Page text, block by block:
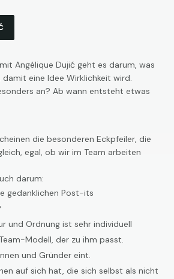
Angélique Dujić geht es darum, was
eine Idee Wirklichkeit wird.
an? Ab wann entsteht etwas
die besonderen Eckpfeiler, die
egal, ob wir im Team arbeiten
darum:
gedanklichen Post-its
und Ordnung ist sehr individuell
Modell, der zu ihm passt.
und Gründer eint.
auf sich hat, die sich selbst als nicht